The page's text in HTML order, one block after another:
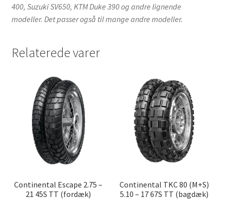
400, Suzuki SV650, KTM Duke 390 og andre lignende
modeller. Det passer også til mange andre modeller.
Relaterede varer
Continental Escape 2.75 –
21 45S TT (fordæk)
Continental TKC 80 (M+S)
5.10 – 17 67S TT (bagdæk)